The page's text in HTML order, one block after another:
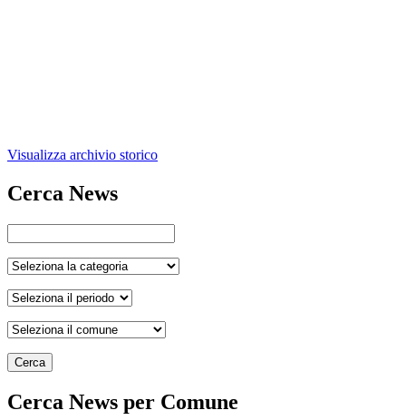
Visualizza archivio storico
Cerca News
Cerca
Cerca News per Comune